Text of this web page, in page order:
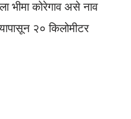
भीमा कोरेगाव असे नाव
२० किलोमीटर